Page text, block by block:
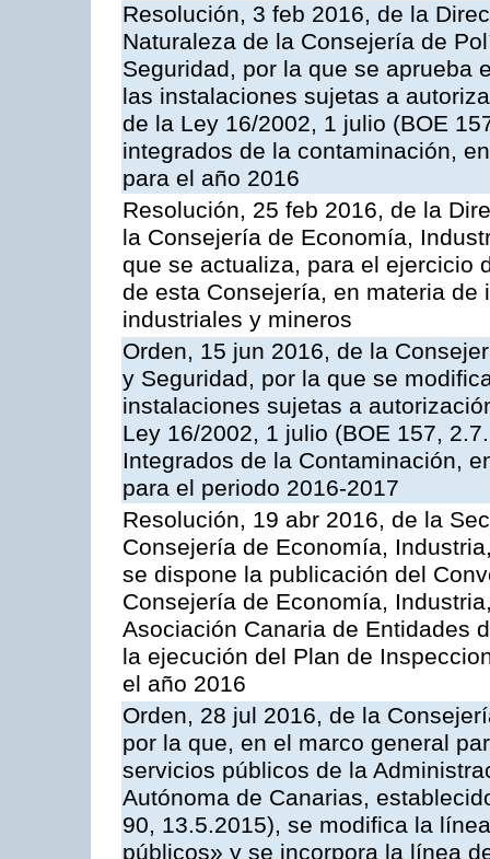
Resolución, 3 feb 2016, de la
Naturaleza de la Consejería de
Seguridad, por la que se aprueba
las instalaciones sujetas a
de la Ley 16/2002, 1 julio (BOE
integrados de la contaminación,
para el año 2016
Resolución, 25 feb 2016, de la
la Consejería de Economía,
que se actualiza, para el ejercicio
de esta Consejería, en materia
industriales y mineros
Orden, 15 jun 2016, de la
y Seguridad, por la que se
instalaciones sujetas a
Ley 16/2002, 1 julio (BOE 157,
Integrados de la Contaminación,
para el periodo 2016-2017
Resolución, 19 abr 2016, de la
Consejería de Economía,
se dispone la publicación del
Consejería de Economía,
Asociación Canaria de Entidades
la ejecución del Plan de
el año 2016
Orden, 28 jul 2016, de la
por la que, en el marco general
servicios públicos de la
Autónoma de Canarias,
90, 13.5.2015), se modifica la
públicos» y se incorpora la línea